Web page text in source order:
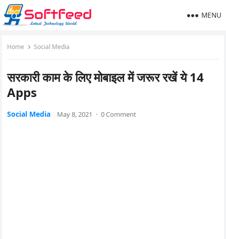
MENU
Home Social Media
सरकारी काम के लिए मोबाइल में जरूर रखें ये 14
Apps
Social Media May 8, 2021 · 0 Comment